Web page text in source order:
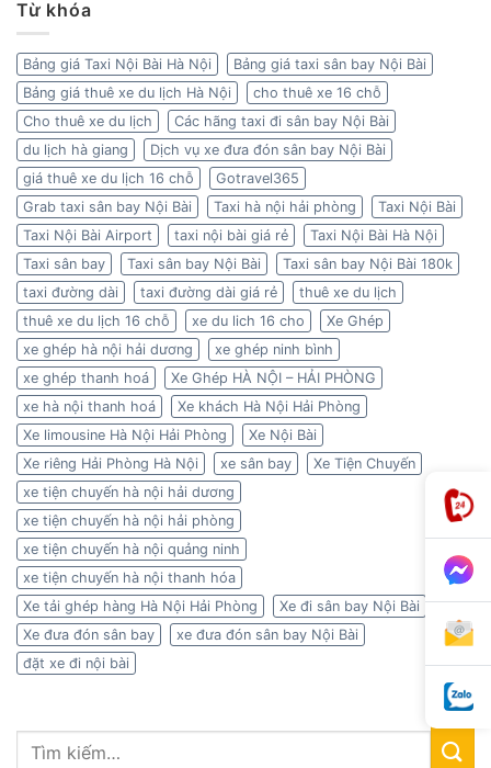
Từ khóa
Bảng giá Taxi Nội Bài Hà Nội
Bảng giá taxi sân bay Nội Bài
Bảng giá thuê xe du lịch Hà Nội
cho thuê xe 16 chỗ
Cho thuê xe du lịch
Các hãng taxi đi sân bay Nội Bài
du lịch hà giang
Dịch vụ xe đưa đón sân bay Nội Bài
giá thuê xe du lịch 16 chỗ
Gotravel365
Grab taxi sân bay Nội Bài
Taxi hà nội hải phòng
Taxi Nội Bài
Taxi Nội Bài Airport
taxi nội bài giá rẻ
Taxi Nội Bài Hà Nội
Taxi sân bay
Taxi sân bay Nội Bài
Taxi sân bay Nội Bài 180k
taxi đường dài
taxi đường dài giá rẻ
thuê xe du lịch
thuê xe du lịch 16 chỗ
xe du lich 16 cho
Xe Ghép
xe ghép hà nội hải dương
xe ghép ninh bình
xe ghép thanh hoá
Xe Ghép HÀ NỘI – HẢI PHÒNG
xe hà nội thanh hoá
Xe khách Hà Nội Hải Phòng
Xe limousine Hà Nội Hải Phòng
Xe Nội Bài
Xe riêng Hải Phòng Hà Nội
xe sân bay
Xe Tiện Chuyến
xe tiện chuyến hà nội hải dương
xe tiện chuyến hà nội hải phòng
xe tiện chuyến hà nội quảng ninh
xe tiện chuyến hà nội thanh hóa
Xe tải ghép hàng Hà Nội Hải Phòng
Xe đi sân bay Nội Bài
Xe đưa đón sân bay
xe đưa đón sân bay Nội Bài
đặt xe đi nội bài